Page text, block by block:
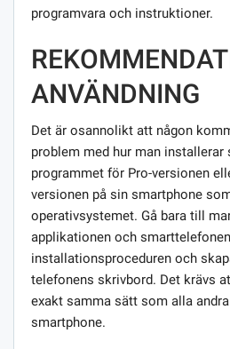
programvara och instruktioner.
ANVÄNDNING
Det är osannolikt att någon
problem med hur man installerar
programmet för Pro-versionen
versionen på sin smartphone
operativsystemet. Gå bara till
applikationen och
installationsproceduren och
telefonens skrivbord. Det krävs
exakt samma sätt som alla
smartphone.